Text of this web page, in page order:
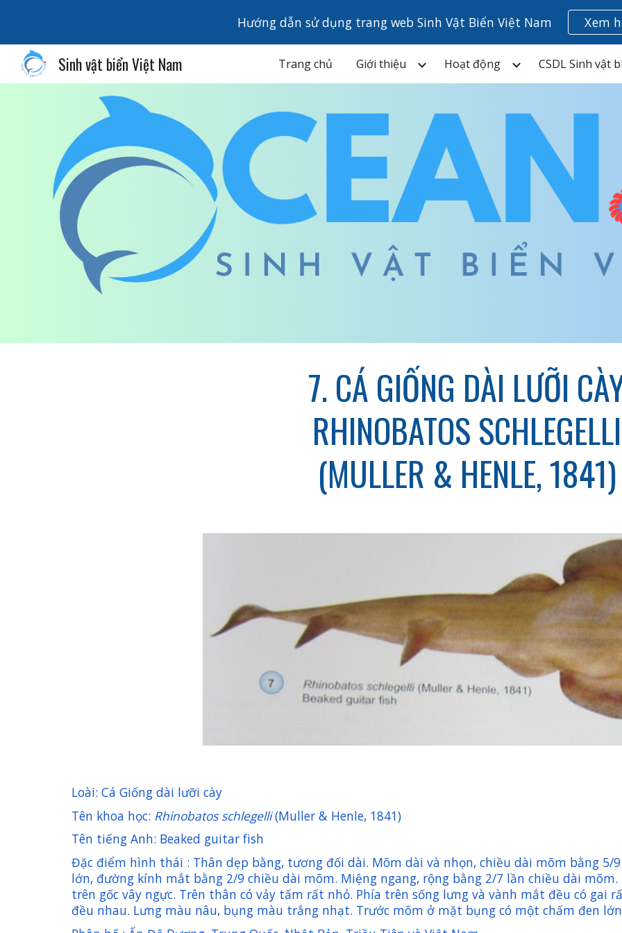
Skip to main content Skip to
Hướng dẫn sử dụng trang web Sinh Vật Biển Việt Nam Xem
Sinh vật biển Việt Nam Trang chủ Giới thiệu Hoạt động CSDL Sinh vật
7. CÁ GIỐNG DÀI LƯỠI
RHINOBATOS SCHLEGELLI
(MULLER & HENLE, 1841)
Loài: Cá Giống dài lưỡi cày
Tên khoa học: Rhinobatos schlegelli(Muller & Henle, 1841)
Tên tiếng Anh: Beaked guitar fish
Đặc điểm hình thái : Thân dẹp bằng, tương đối dài. Mõm dài và nhọn, chiều dài mõm bằng
lớn, đường kính mắt bằng 2/9 chiều dài mõm. Miệng ngang, rộng bằng 2/7 lần chiều dài mõm.
trên gốc vây ngực. Trên thân có vảy tấm rất nhỏ. Phía trên sống lưng và vành mắt đều có gai
đều nhau. Lưng màu nâu, bụng màu trắng nhạt. Trước mõm ở mặt bụng có một chấm đen